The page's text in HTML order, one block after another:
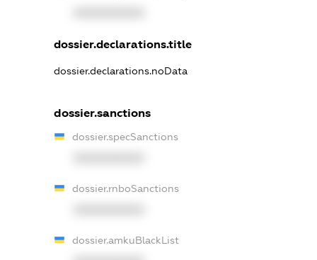
dossier.declarations.title
dossier.declarations.noData
dossier.sanctions
dossier.specSanctions
dossier.rnboSanctions
dossier.amkuBlackList